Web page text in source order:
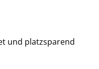
und platzsparend